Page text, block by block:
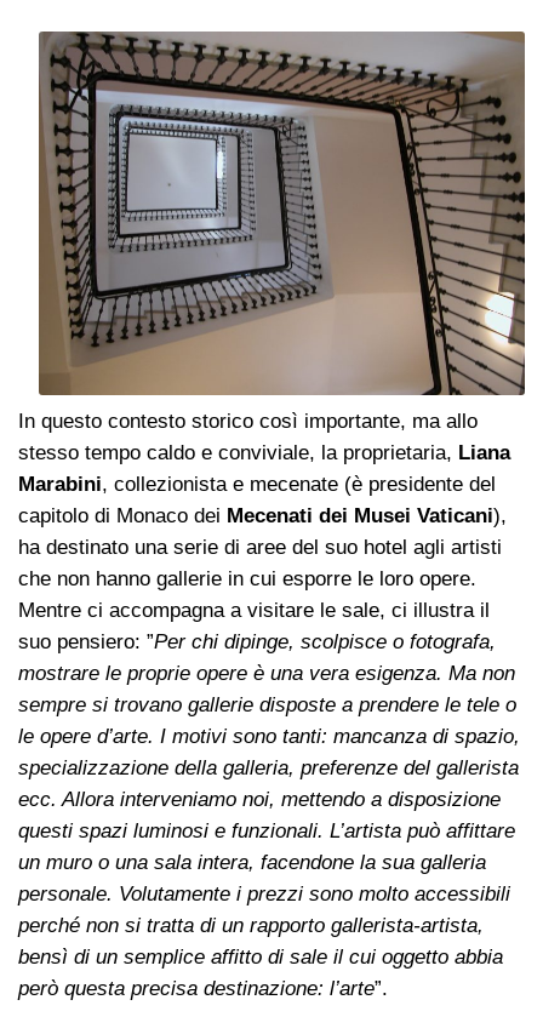
In questo contesto storico così importante, ma allo
stesso tempo caldo e conviviale, la proprietaria, Liana
Marabini, collezionista e mecenate (è presidente del
capitolo di Monaco dei Mecenati dei Musei Vaticani),
ha destinato una serie di aree del suo hotel agli artisti
che non hanno gallerie in cui esporre le loro opere.
Mentre ci accompagna a visitare le sale, ci illustra il
suo pensiero: ”Per chi dipinge, scolpisce o fotografa,
mostrare le proprie opere è una vera esigenza. Ma non
sempre si trovano gallerie disposte a prendere le tele o
le opere d’arte. I motivi sono tanti: mancanza di spazio,
specializzazione della galleria, preferenze del gallerista
ecc. Allora interveniamo noi, mettendo a disposizione
questi spazi luminosi e funzionali. L’artista può affittare
un muro o una sala intera, facendone la sua galleria
personale. Volutamente i prezzi sono molto accessibili
perché non si tratta di un rapporto gallerista-artista,
bensì di un semplice affitto di sale il cui oggetto abbia
però questa precisa destinazione: l’arte”.